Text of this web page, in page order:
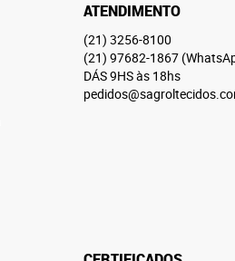
ATENDIMENTO
(21) 3256-8100
(21) 97682-1867
DÁS 9HS às 18hs